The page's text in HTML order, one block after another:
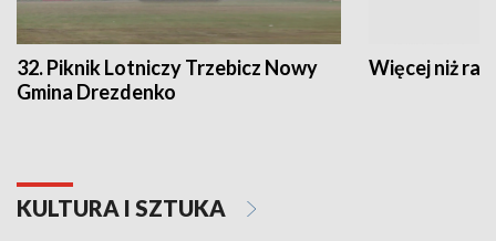
32. Piknik Lotniczy Trzebicz Nowy
Gmina Drezdenko
Więcej niż rajd
KULTURA I SZTUKA